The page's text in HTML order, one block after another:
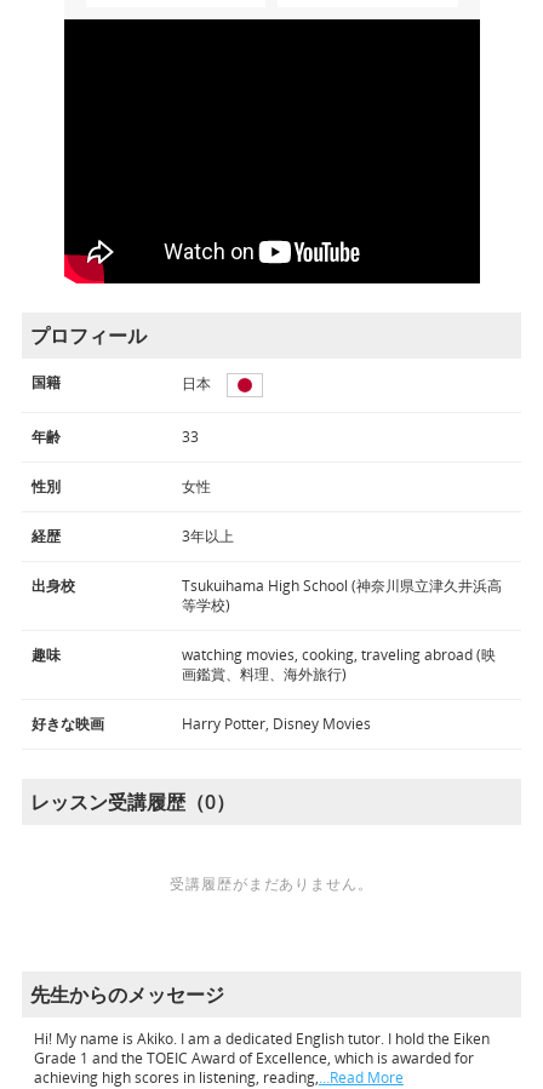
プロフィール
国籍 日本
年齢 33
性別 女性
経歴 3年以上
出身校
Tsukuihama High School (神奈川県立津久井浜高
等学校)
趣味
watching movies, cooking, traveling abroad (映
画鑑賞、料理、海外旅行)
好きな映画 Harry Potter, Disney Movies
レッスン受講履歴（0）
受講履歴がまだありません。
先生からのメッセージ
Hi! My name is Akiko. I am a dedicated English tutor. I hold the Eiken
Grade 1 and the TOEIC Award of Excellence, which is awarded for
achieving high scores in listening, reading,…Read More